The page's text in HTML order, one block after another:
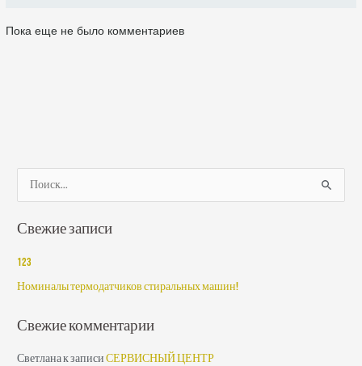
Пока еще не было комментариев
и
Свежие записи
123
Номиналы термодатчиков стиральных машин!
Свежие комментарии
Светланак записиСЕРВИСНЫЙ ЦЕНТР